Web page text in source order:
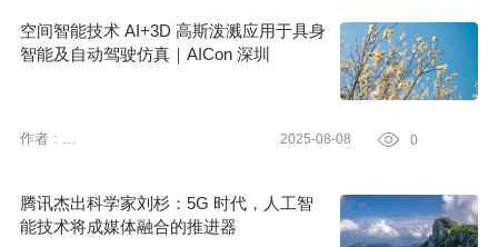
空间智能技术 AI+3D 高斯泼溅应用于具身
智能及自动驾驶仿真｜AICon 深圳
作者 :
2025-08-08  0
腾讯杰出科学家刘杉：5G 时代，人工智
能技术将成媒体融合的推进器